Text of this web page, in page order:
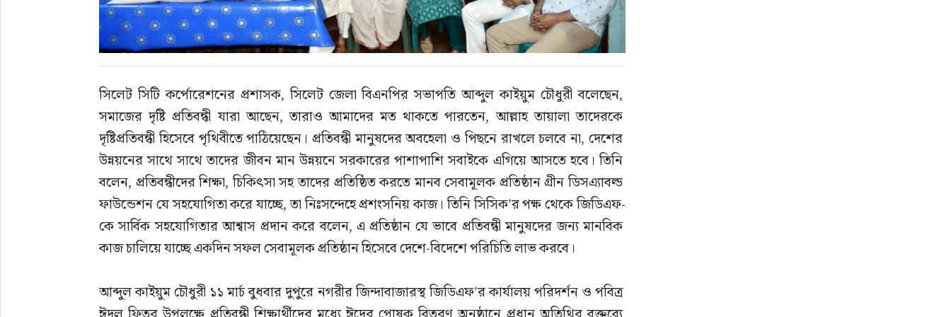
সিলেট সিটি কর্পোরেশনের প্রশাসক, সিলেট জেলা বিএনপির সভাপতি আব্দুল কাইয়ুম চৌধুরী বলেছেন,
সমাজের দৃষ্টি প্রতিবন্ধী যারা আছেন, তারাও আমাদের মত থাকতে পারতেন, আল্লাহ তায়ালা তাদেরকে
দৃষ্টিপ্রতিবন্ধী হিসেবে পৃথিবীতে পাঠিয়েছেন। প্রতিবন্ধী মানুষদের অবহেলা ও পিছনে রাখলে চলবে না, দেশের
উন্নয়নের সাথে সাথে তাদের জীবন মান উন্নয়নে সরকারের পাশাপাশি সবাইকে এগিয়ে আসতে হবে। তিনি
বলেন, প্রতিবন্ধীদের শিক্ষা, চিকিৎসা সহ তাদের প্রতিষ্ঠিত করতে মানব সেবামূলক প্রতিষ্ঠান গ্রীন ডিসএ্যাবল্ড
ফাউন্ডেশন যে সহযোগিতা করে যাচ্ছে, তা নিঃসন্দেহে প্রশংসনিয় কাজ। তিনি সিসিক’র পক্ষ থেকে জিডিএফ-
কে সার্বিক সহযোগিতার আশ্বাস প্রদান করে বলেন, এ প্রতিষ্ঠান যে ভাবে প্রতিবন্ধী মানুষদের জন্য মানবিক
কাজ চালিয়ে যাচ্ছে একদিন সফল সেবামূলক প্রতিষ্ঠান হিসেবে দেশে-বিদেশে পরিচিতি লাভ করবে।
আব্দুল কাইয়ুম চৌধুরী ১১ মার্চ বুধবার দুপুরে নগরীর জিন্দাবাজারস্থ জিডিএফ’র কার্যালয় পরিদর্শন ও পবিত্র
ঈদুল ফিতর উপলক্ষে প্রতিবন্ধী শিক্ষার্থীদের মধ্যে ঈদের পোষক বিতরণ অনুষ্ঠানে প্রধান অতিথির বক্তব্যে